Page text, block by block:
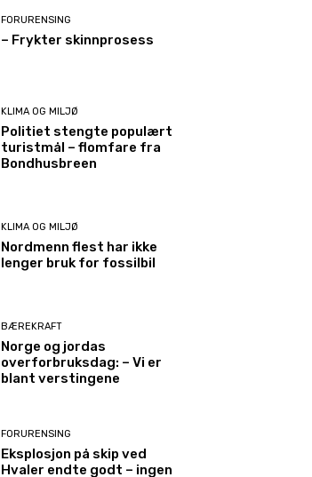
FORURENSING
– Frykter skinnprosess
KLIMA OG MILJØ
Politiet stengte populært
turistmål – flomfare fra
Bondhusbreen
KLIMA OG MILJØ
Nordmenn flest har ikke
lenger bruk for fossilbil
BÆREKRAFT
Norge og jordas
overforbruksdag: – Vi er
blant verstingene
FORURENSING
Eksplosjon på skip ved
Hvaler endte godt – ingen